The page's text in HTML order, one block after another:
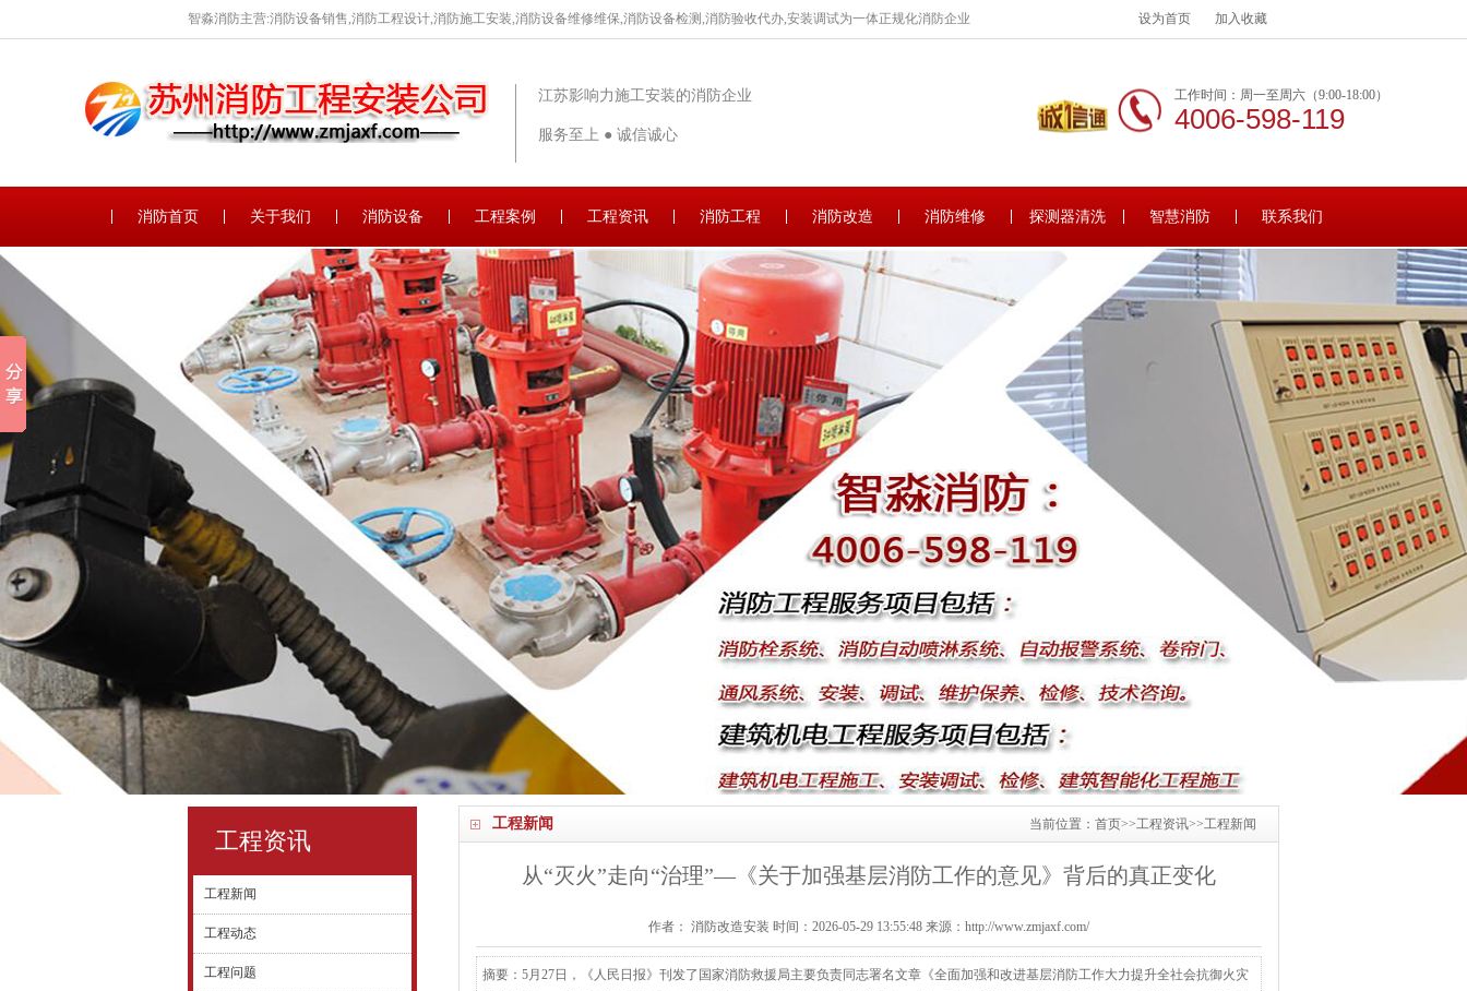
智淼消防主营:消防设备销售,消防工程设计,消防施工安装,消防设备维修维保,消防设备检测,消防验收代办,安装调试为一体正规化消防企业 设为首页 加入收藏
江苏影响力施工安装的消防企业
服务至上 ● 诚信诚心
工作时间：周一至周六（9:00-18:00）
4006-598-119
消防首页 关于我们 消防设备 工程案例 工程资讯 消防工程 消防改造 消防维修 探测器清洗 智慧消防 联系我们
工程新闻 当前位置： 首页>>工程资讯>>工程新闻
从“灭火”走向“治理”—《关于加强基层消防工作的意见》背后的真正变化
作者： 消防改造安装 时间：2026-05-29 13:55:48 来源：http://www.zmjaxf.com/
摘要：5月27日，《人民日报》刊发了国家消防救援局主要负责同志署名文章《全面加强和改进基层消防工作大力提升全社会抗御火灾
工程资讯
工程新闻
工程动态
工程问题